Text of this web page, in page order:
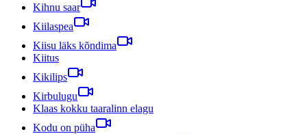
Kihnu saar
Kiilaspea
Kiisu läks kõndima
Kiitus
Kikilips
Kirbulugu
Klaas kokku taaralinn elagu
Kodu on püha